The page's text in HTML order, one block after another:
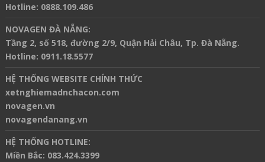
Hotline: 0888.109.486
NOVAGEN ĐÀ NẴNG:
Tầng 2, số 518, đường 2/9, Quận Hải Châu, Tp. Đà Nẵng.
Hotline: 0911.18.5577
HỆ THỐNG WEBSITE CHÍNH THỨC
xetnghiemadnchacon.com
novagen.vn
novagendanang.vn
HỆ THỐNG HOTLINE:
Miền Bắc: 083.424.3399